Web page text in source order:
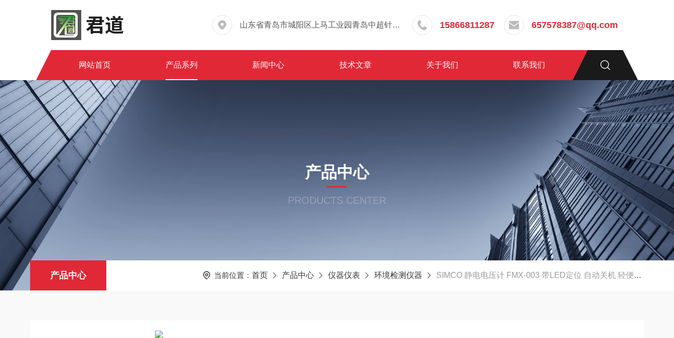
山东省青岛市城阳区上马工业园青岛中超针织有限公司院内东办公楼三层 15866811287 657578387@qq.com
网站首页 产品系列 新闻中心 技术文章 关于我们 联系我们
产品中心
PRODUCTS CENTER
产品中心 当前位置： 首页 产品中心 仪器仪表 环境检测仪器 SIMCO 静电电压计 FMX-003 带LED定位 自动关机 轻便设计